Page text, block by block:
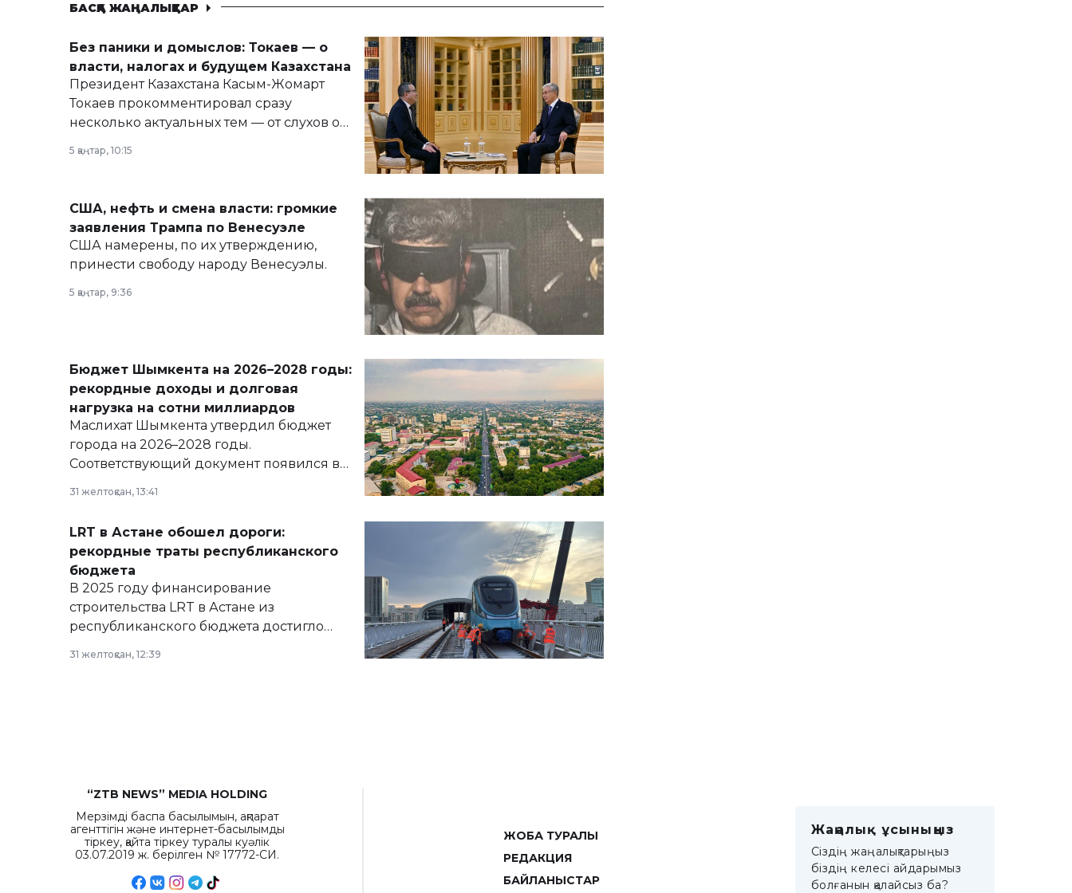
БАСҚА ЖАҢАЛЫҚТАР
Без паники и домыслов: Токаев — о
власти, налогах и будущем Казахстана
Президент Казахстана Касым-Жомарт
Токаев прокомментировал сразу
несколько актуальных тем — от слухов о
армии, экономики и личного здоровья.
5 қаңтар, 10:15
США, нефть и смена власти: громкие
заявления Трампа по Венесуэле
США намерены, по их утверждению,
принести свободу народу Венесуэлы.
5 қаңтар, 9:36
Бюджет Шымкента на 2026–2028 годы:
рекордные доходы и долговая
нагрузка на сотни миллиардов
Маслихат Шымкента утвердил бюджет
города на 2026–2028 годы.
Соответствующий документ появился в
сайте маслихат города.
31 желтоқсан, 13:41
LRT в Астане обошел дороги:
рекордные траты республиканского
бюджета
В 2025 году финансирование
строительства LRT в Астане из
республиканского бюджета достигло
31 желтоқсан, 12:39
“ZTB NEWS” MEDIA HOLDING
Мерзімді баспа басылымын, ақпарат
агенттігін және интернет-басылымды
тіркеу, қайта тіркеу туралы куәлік
03.07.2019 ж. берілген № 17772-СИ.
ЖОБА ТУРАЛЫ
РЕДАКЦИЯ
БАЙЛАНЫСТАР
Жаңалық ұсыныңыз
Сіздің жаңалықтарыңыз
біздің келесі айдарымыз
болғанын қалайсыз ба?